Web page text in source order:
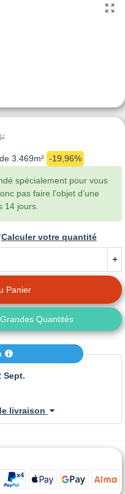
3.469m² -19,96%
spécialement pour vous
pas faire l’objet d’une
14 jours.
Calculer votre quantité
+
Panier
Quantités
Sept.
livraison